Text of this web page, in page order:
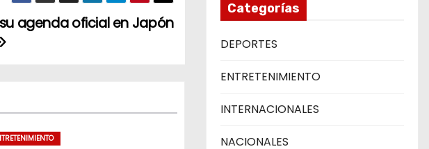
agenda oficial en Japón
Categorías
DEPORTES
ENTRETENIMIENTO
INTERNACIONALES
NACIONALES